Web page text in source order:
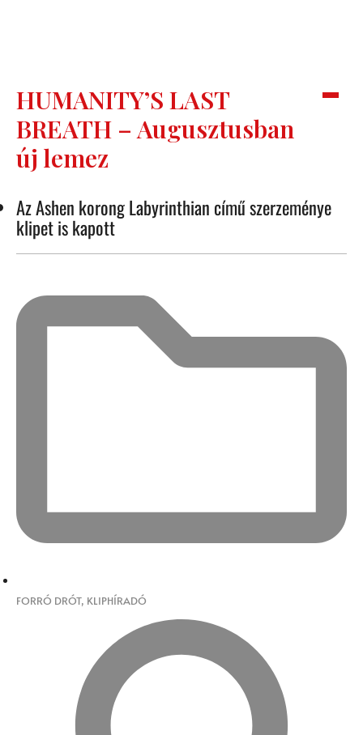
HUMANITY’S LAST
BREATH – Augusztusban
új lemez
Az Ashen korong Labyrinthian című szerzeménye
klipet is kapott
FORRÓ DRÓT, KLIPHÍRADÓ